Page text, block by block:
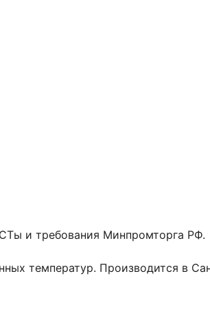
и требования Минпромторга РФ.
температур. Производится в